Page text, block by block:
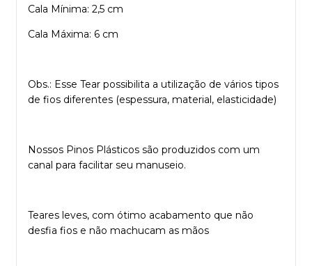
Cala Mínima: 2,5 cm
Cala Máxima: 6 cm
Obs.: Esse Tear possibilita a utilização de vários tipos
de fios diferentes (espessura, material, elasticidade)
Nossos Pinos Plásticos são produzidos com um
canal para facilitar seu manuseio.
Teares leves, com ótimo acabamento que não
desfia fios e não machucam as mãos